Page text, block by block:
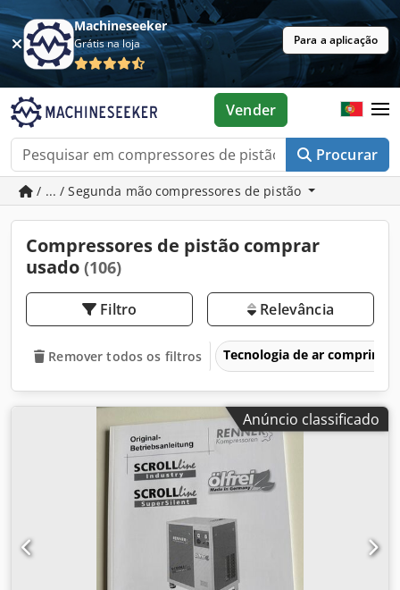
Machineseeker
Grátis na loja Para a aplicação
Procurar
Vender
/ ... / Segunda mão compressores de pistão
Compressores de pistão comprar
usado (106)
Filtro Relevância
Remover todos os filtros Tecnologia de ar
Anúncio classificado